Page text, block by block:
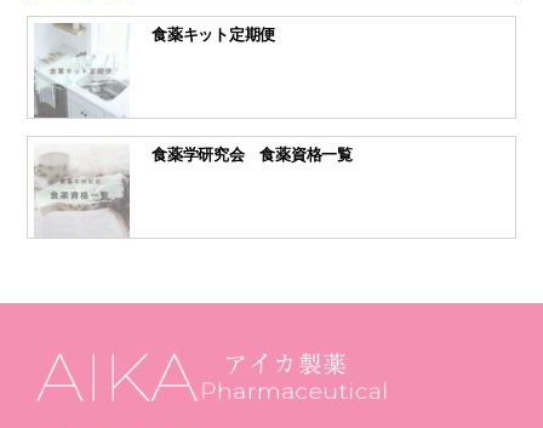
食薬キット定期便
食薬学研究会 食薬資格一覧